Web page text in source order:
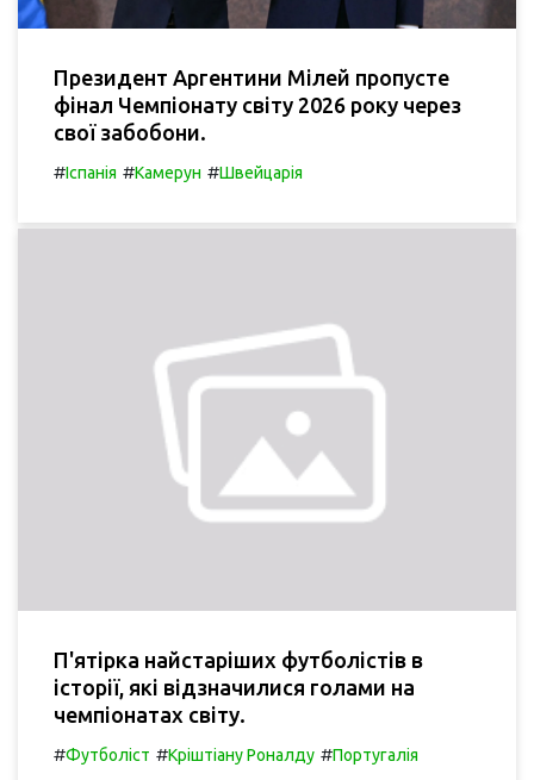
Президент Аргентини Мілей пропусте
фінал Чемпіонату світу 2026 року через
свої забобони.
#Іспанія #Камерун #Швейцарія
П'ятірка найстаріших футболістів в
історії, які відзначилися голами на
чемпіонатах світу.
#Футболіст #Кріштіану Роналду #Португалія